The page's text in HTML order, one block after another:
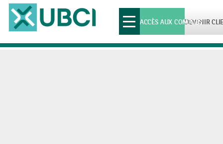
Toggle
navigationDEVENIR
ACCÈS AUX COMPTES